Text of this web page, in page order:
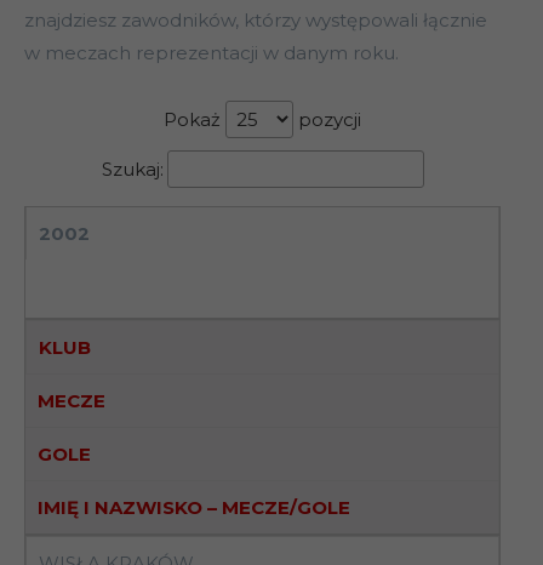
znajdziesz zawodników, którzy występowali łącznie
w meczach reprezentacji w danym roku.
Pokaż pozycji
Szukaj:
2002
KLUB
MECZE
GOLE
IMIĘ I NAZWISKO – MECZE/GOLE